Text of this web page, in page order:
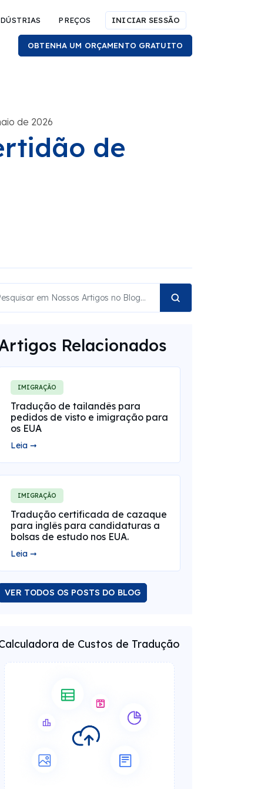
PREÇOS INICIAR SESSÃO
OBTENHA UM ORÇAMENTO GRATUITO
de 2026
de
Relacionados
IMIGRAÇÃO
Tradução de tailandês para
pedidos de visto e imigração para
os EUA
Leia ➞
IMIGRAÇÃO
Tradução certificada de cazaque
para inglês para candidaturas a
bolsas de estudo nos EUA.
Leia ➞
VER TODOS OS POSTS DO BLOG
de Custos de Tradução